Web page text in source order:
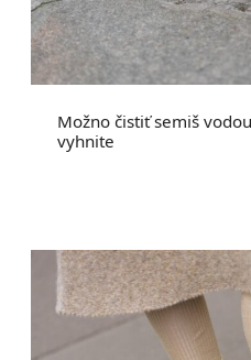
Možno čistiť semiš
vyhnite